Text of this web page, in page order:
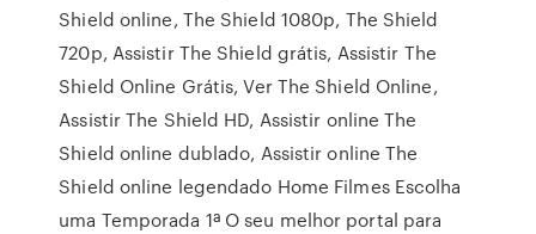
Shield online, The Shield 1080p, The Shield
720p, Assistir The Shield grátis, Assistir The
Shield Online Grátis, Ver The Shield Online,
Assistir The Shield HD, Assistir online The
Shield online dublado, Assistir online The
Shield online legendado Home Filmes Escolha
uma Temporada 1ª O seu melhor portal para